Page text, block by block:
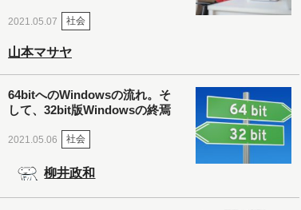
2021.05.07 社会
山本マサヤ
64bitへのWindowsの流れ。そ
して、32bit版Windowsの終焉
2021.05.06 社会
柳井政和